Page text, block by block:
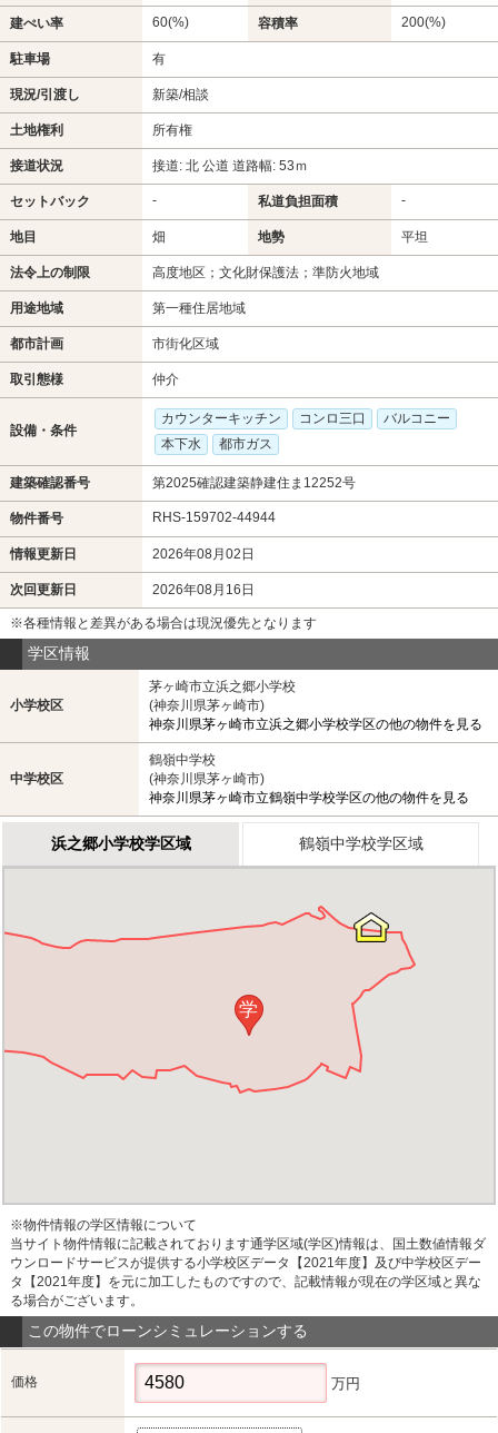
建ぺい率 60(%) 容積率 200(%)
駐車場 有
現況/引渡し 新築/相談
土地権利 所有権
接道状況 接道: 北 公道 道路幅: 53ｍ
セットバック - 私道負担面積 -
地目 畑 地勢 平坦
法令上の制限 高度地区；文化財保護法；準防火地域
用途地域 第一種住居地域
都市計画 市街化区域
取引態様 仲介
設備・条件
カウンターキッチン コンロ三口
バルコニー
本下水
都市ガス
建築確認番号 第2025確認建築静建住ま12252号
物件番号 RHS-159702-44944
情報更新日 2026年08月02日
次回更新日 2026年08月16日
※各種情報と差異がある場合は現況優先となります
学区情報
小学校区
茅ヶ崎市立浜之郷小学校
(神奈川県茅ヶ崎市)
神奈川県茅ヶ崎市立浜之郷小学校学区の他の物件を見る
中学校区
鶴嶺中学校
(神奈川県茅ヶ崎市)
神奈川県茅ヶ崎市立鶴嶺中学校学区の他の物件を見る
浜之郷小学校学区域 鶴嶺中学校学区域
学
※物件情報の学区情報について
当サイト物件情報に記載されております通学区域(学区)情報は、国土数値情報ダ
ウンロードサービスが提供する小学校区データ【2021年度】及び中学校区デー
タ【2021年度】を元に加工したものですので、記載情報が現在の学区域と異な
る場合がございます。
この物件でローンシミュレーションする
価格 万円